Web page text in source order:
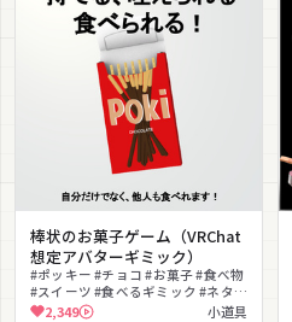
棒状のお菓子ゲーム（VRChat
想定アバターギミック）
#ポッキー #チョコ #お菓子 #食べ物
#スイーツ #食べるギミック #ネタ #
ゲーム #コミカル #MA対応
2,349 小道具